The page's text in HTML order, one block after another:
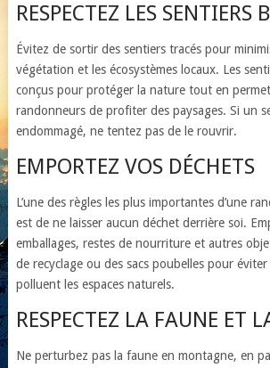
RESPECTEZ LES SENTIERS
Évitez de sortir des sentiers tracés pour
végétation et les écosystèmes locaux. Les
conçus pour protéger la nature tout en
randonneurs de profiter des paysages. Si un
endommagé, ne tentez pas de le rouvrir.
EMPORTEZ VOS DÉCHETS
L’une des règles les plus importantes d’une
est de ne laisser aucun déchet derrière soi.
emballages, restes de nourriture et autres
de recyclage ou des sacs poubelles pour
polluent les espaces naturels.
RESPECTEZ LA FAUNE ET
Ne perturbez pas la faune en montagne, en